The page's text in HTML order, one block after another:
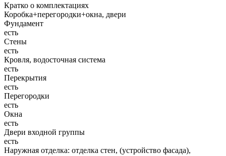
Кратко о комплектациях
Коробка+перегородки+окна, двери
Фундамент
есть
Стены
есть
Кровля, водосточная система
есть
Перекрытия
есть
Перегородки
есть
Окна
есть
Двери входной группы
есть
Наружная отделка: отделка стен, (устройство фасада),